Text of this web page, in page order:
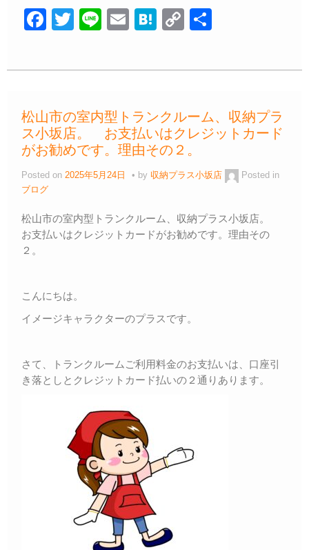
F
c
b
o
o
k
T
tt
Li
e
E
ail
H
e
a
C
p
n
k
松山市の室内型トランクルーム、収納プラ
ス小坂店。 お支払いはクレジットカード
がお勧めです。理由その２。
Posted on 2025年5月24日 by 収納プラス小坂店
Posted in
ブログ
松山市の室内型トランクルーム、収納プラス小坂店。
お支払いはクレジットカードがお勧めです。理由その
２。
こんにちは。
イメージキャラクターのプラスです。
さて、トランクルームご利用料金のお支払いは、口座引
き落としとクレジットカード払いの２通りあります。